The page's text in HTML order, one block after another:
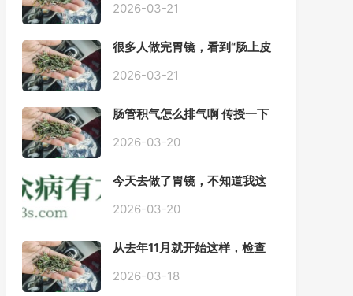
2026-03-21
很多人做完胃镜，看到“肠上皮
己上网查又吓睡不着，到底严
2026-03-21
肠管积气怎么排气啊 传授一下
2026-03-20
今天去做了胃镜，不知道我这
2026-03-20
从去年11月就开始这样，检查
是轻微的胃炎，胃不疼，但是
2026-03-18